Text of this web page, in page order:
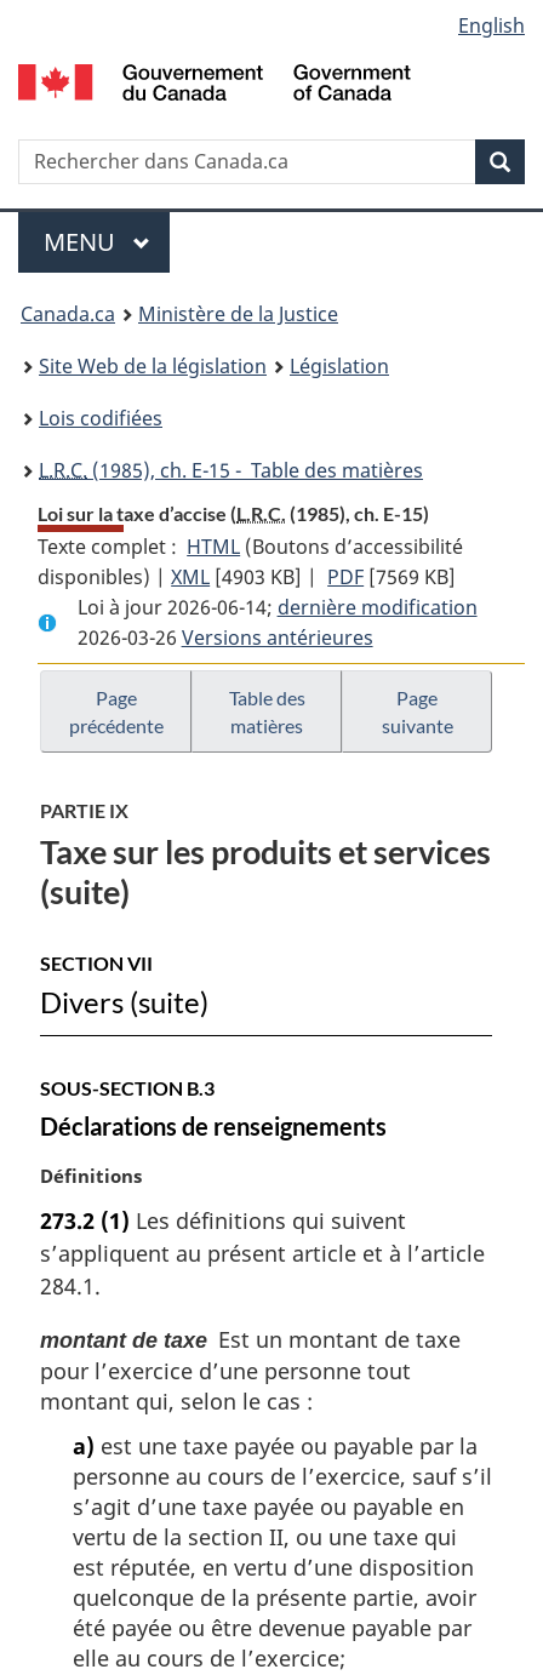
au
contenu
propos
de
la
HTML
simplifiée
selection
English
Recherche
Menu
MENU PRINCIPAL
You
are
here:
Canada.ca
Ministère de la Justice
Site Web de la législation
Législation
Lois codifiées
L.R.C. (1985), ch. E-15 - Table des matières
Loi sur la taxe d’accise (L.R.C. (1985), ch. E-15)
Texte complet : HTML Texte
complet
:
Loi
sur
la
taxe
d’accise
(Boutons d’accessibilité
disponibles) |XML Texte
complet
:
Loi
sur
taxe
[4903 KB] | PDF Texte
complet
:
Loi
taxe
[7569 KB]
Loi à jour 2026-06-14; dernière modification
2026-03-26 Versions antérieures
Page
précédente
Table des
matières
Page
suivante
PARTIE IX
Taxe sur les produits et services
(suite)
SECTION VII
Divers (suite)
SOUS-SECTION B.3
Déclarations de renseignements
N
t
e
m
r
g
i
n
Définitions
273.2 (1) Les définitions qui suivent
s’appliquent au présent article et à l’article
284.1.
montant de taxe Est un montant de taxe
pour l’exercice d’une personne tout
montant qui, selon le cas :
a) est une taxe payée ou payable par la
personne au cours de l’exercice, sauf s’il
s’agit d’une taxe payée ou payable en
vertu de la section II, ou une taxe qui
est réputée, en vertu d’une disposition
quelconque de la présente partie, avoir
été payée ou être devenue payable par
elle au cours de l’exercice;